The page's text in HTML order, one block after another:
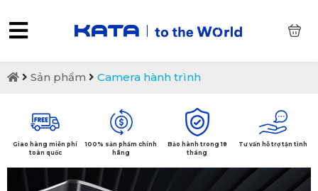
Sản phẩm Camera hành trình
Giao hàng miễn phí
toàn quốc
100% sản phẩm chính
hãng
Bảo hành trong 18
tháng
Tư vấn hỗ trợ tận tình